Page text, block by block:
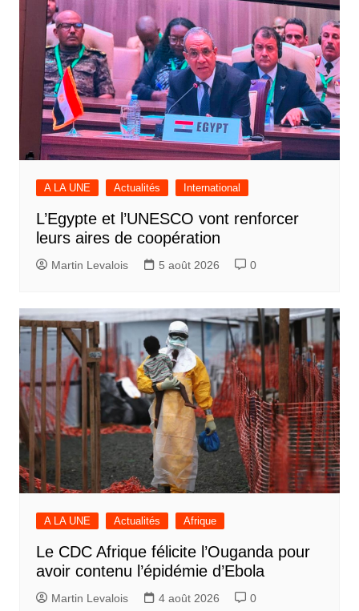
A LA UNE Actualités International
L’Egypte et l’UNESCO vont renforcer
leurs aires de coopération
Martin Levalois 5 août 2026 0
A LA UNE Actualités Afrique
Le CDC Afrique félicite l’Ouganda pour
avoir contenu l’épidémie d’Ebola
Martin Levalois 4 août 2026 0